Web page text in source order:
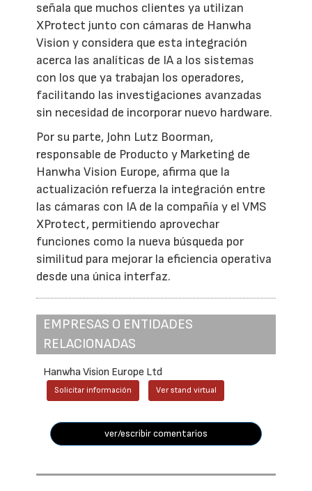
señala que muchos clientes ya utilizan
XProtect junto con cámaras de Hanwha
Vision y considera que esta integración
acerca las analíticas de IA a los sistemas
con los que ya trabajan los operadores,
facilitando las investigaciones avanzadas
sin necesidad de incorporar nuevo hardware.
Por su parte, John Lutz Boorman,
responsable de Producto y Marketing de
Hanwha Vision Europe, afirma que la
actualización refuerza la integración entre
las cámaras con IA de la compañía y el VMS
XProtect, permitiendo aprovechar
funciones como la nueva búsqueda por
similitud para mejorar la eficiencia operativa
desde una única interfaz.
EMPRESAS O ENTIDADES
RELACIONADAS
Hanwha Vision Europe Ltd
Solicitar información Ver stand virtual
ver/escribir comentarios